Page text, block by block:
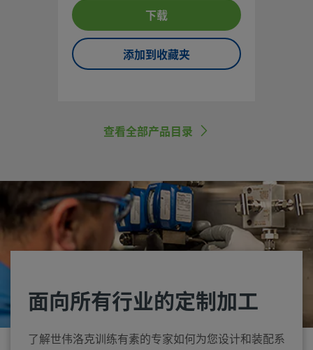
下载
添加到收藏夹
查看全部产品目录
面向所有行业的定制加工
了解世伟洛克训练有素的专家如何为您设计和装配系